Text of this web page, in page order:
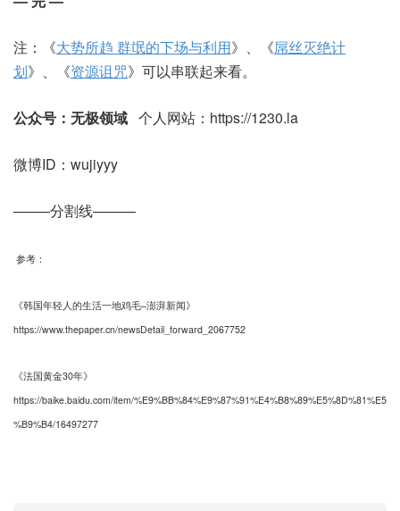
注：《大势所趋 群氓的下场与利用》、《屌丝灭绝计
划》、《资源诅咒》可以串联起来看。
公众号：无极领域 个人网站：https://1230.la
微博ID：wujiyyy
——–分割线———
参考：
《韩国年轻人的生活一地鸡毛–澎湃新闻》
https://www.thepaper.cn/newsDetail_forward_2067752
《法国黄金30年》
https://baike.baidu.com/item/%E9%BB%84%E9%87%91%E4%B8%89%E5%8D%81%E5
%B9%B4/16497277